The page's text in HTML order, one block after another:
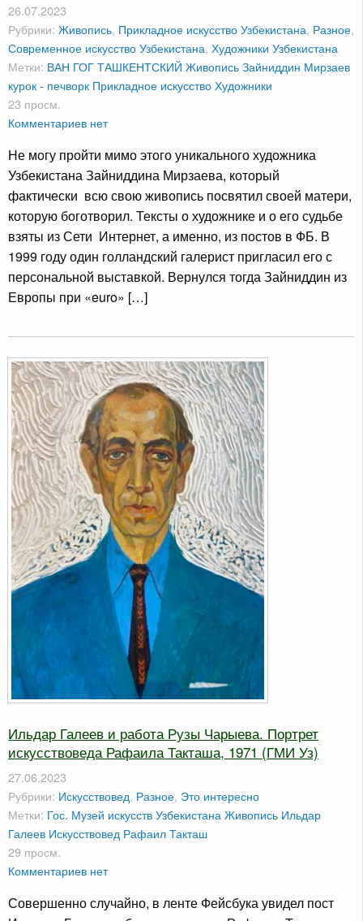
26.07.2023
Рубрики: Живопись, Прикладное искусство Узбекистана, Разное,
Современное искусство Узбекистана, Художники Узбекистана
Метки: ВАН ГОГ ТАШКЕНТСКИЙ ЖивописьЗайниддин Мирзаев
курок - печворк Прикладное искусствоХудожники
23 просм.
Комментариев нет
Не могу пройти мимо этого уникального художника
Узбекистана Зайниддина Мирзаева, который
фактически всю свою живопись посвятил своей матери,
которую боготворил. Тексты о художнике и о его судьбе
взяты из Сети Интернет, а именно, из постов в ФБ. В
1999 году один голландский галерист пригласил его с
персональной выставкой. Вернулся тогда Зайниддин из
Европы при «euro» […]
Ильдар Галеев и работа Рузы Чарыева. Портрет
искусствоведа Рафаила Такташа, 1971 (ГМИ Уз)
27.06.2023
Рубрики: Искусствовед, Разное, Это интересно
Метки: Гос. Музей искусств Узбекистана Живопись Ильдар
Галеев Искусствовед Рафаил Такташ
29 просм.
Комментариев нет
Совершенно случайно, в ленте Фейсбука увидел пост